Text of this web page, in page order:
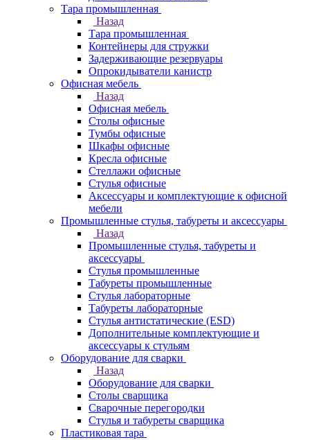
Тара промышленная
Назад
Тара промышленная
Контейнеры для стружки
Задерживающие резервуары
Опрокидыватели канистр
Офисная мебель
Назад
Офисная мебель
Столы офисные
Тумбы офисные
Шкафы офисные
Кресла офисные
Стеллажи офисные
Стулья офисные
Аксессуары и комплектующие к офисной
мебели
Промышленные стулья, табуреты и аксессуары
Назад
Промышленные стулья, табуреты и
аксессуары
Стулья промышленные
Табуреты промышленные
Стулья лабораторные
Табуреты лабораторные
Стулья антистатические (ESD)
Дополнительные комплектующие и
аксессуары к стульям
Оборудование для сварки
Назад
Оборудование для сварки
Столы сварщика
Сварочные перегородки
Стулья и табуреты сварщика
Пластиковая тара